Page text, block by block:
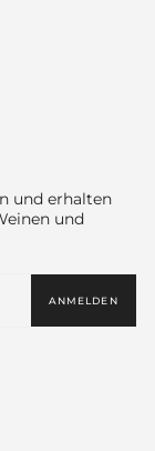
und erhalten
und
ANMELDEN